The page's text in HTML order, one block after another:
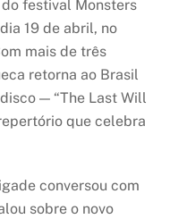
festival Monsters
19 de abril, no
mais de três
retorna ao Brasil
— “The Last Will
que celebra
conversou com
sobre o novo